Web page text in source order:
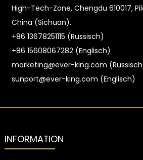
High-Tech-Zone, Chengdu 610017,
China (Sichuan).
+86 13678251115 (Russisch)
+86 15608067282 (Englisch)
marketing@ever-king.com
sunport@ever-king.com (Englisch)
INFORMATION